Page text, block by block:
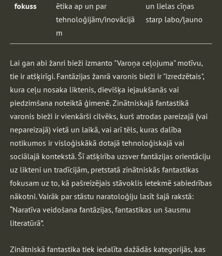
fokuss
ētika ap un par
tehnoloģijām/inovācijā
m
un lielas cīņas
starp labo/ļauno
Lai gan abi žanri bieži izmanto "Varoņa ceļojuma" motīvu,
tie ir atšķirīgi. Fantāzijas žanrā varonis bieži ir "izredzētais",
kura ceļu nosaka liktenis, dievišķa iejaukšanās vai
piedzimšana noteiktā ģimenē. Zinātniskajā fantastikā
varonis bieži ir vienkārši cilvēks, kurš atrodas pareizajā (vai
nepareizajā) vietā un laikā, vai arī tēls, kuras dalība
notikumos ir visloģiskākā dotajā tehnoloģiskajā vai
sociālajā kontekstā. Šī atšķirība uzsver fantāzijas orientāciju
uz likteni un tradīcijām, pretstatā zinātniskās fantastikas
fokusam uz to, kā pašreizējais stāvoklis ietekmē sabiedrības
nākotni. Vairāk par stāstu naratoloģiju lasīt šajā rakstā:
“Naratīva veidošana fantāzijas, fantastikas un šausmu
literatūrā”.
Zinātniskā fantastika tiek iedalīta dažādās kategorijās, kas